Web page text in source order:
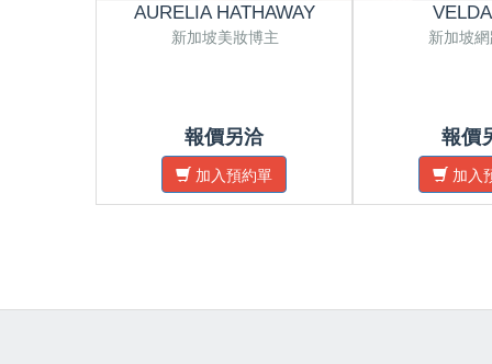
AURELIA HATHAWAY
新加坡美妝博主
報價另洽
加入預約單
新加坡
報價
加入